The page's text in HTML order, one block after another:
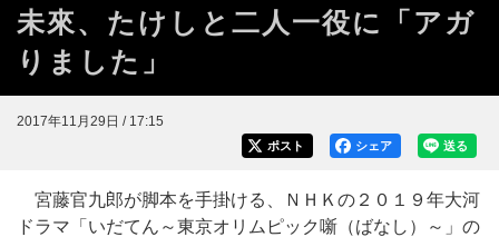
未來、たけしと二人一役に「アガ
りました」
2017年11月29日 / 17:15
送る
シェア
ポスト
宮藤官九郎が脚本を手掛ける、ＮＨＫの２０１９年大河
ドラマ「いだてん～東京オリムピック噺（ばなし）～」の